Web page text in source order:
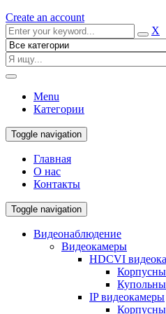
Create an account
X
Menu
Категории
Toggle navigation
Главная
О нас
Контакты
Toggle navigation
Видеонаблюдение
Видеокамеры
HDCVI
IP видеокамеры